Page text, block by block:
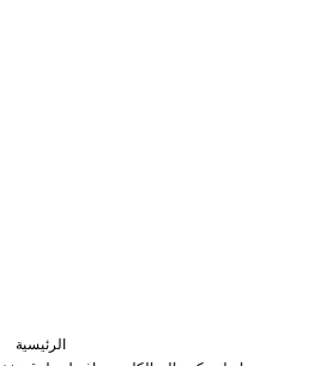
الرئيسية